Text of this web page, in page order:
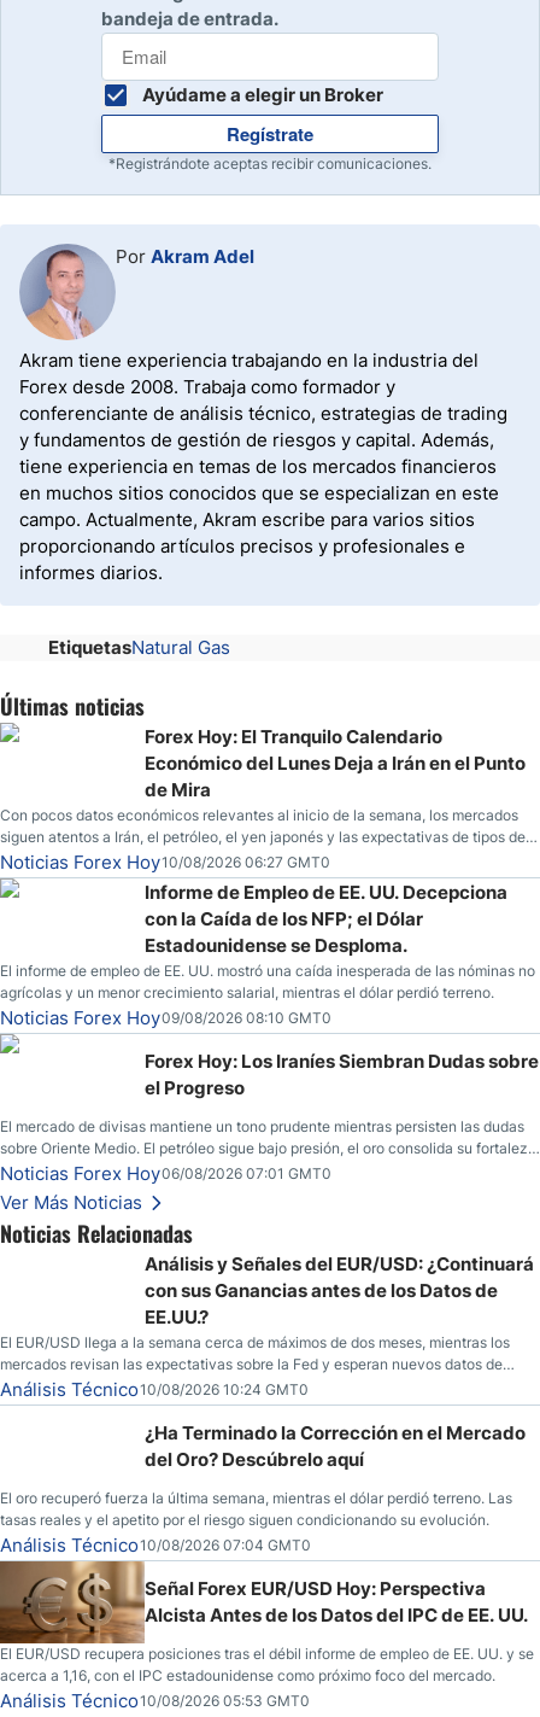
bandeja de entrada.
Ayúdame a elegir un Broker
Regístrate
*Registrándote aceptas recibir comunicaciones.
Por Akram Adel
Akram tiene experiencia trabajando en la industria del
Forex desde 2008. Trabaja como formador y
conferenciante de análisis técnico, estrategias de trading
y fundamentos de gestión de riesgos y capital. Además,
tiene experiencia en temas de los mercados financieros
en muchos sitios conocidos que se especializan en este
campo. Actualmente, Akram escribe para varios sitios
proporcionando artículos precisos y profesionales e
informes diarios.
EtiquetasNatural Gas
Últimas noticias
Forex Hoy: El Tranquilo Calendario
Económico del Lunes Deja a Irán en el Punto
de Mira
Con pocos datos económicos relevantes al inicio de la semana, los mercados
siguen atentos a Irán, el petróleo, el yen japonés y las expectativas de tipos de
la Fed.
Noticias Forex Hoy10/08/2026 06:27 GMT0
Informe de Empleo de EE. UU. Decepciona
con la Caída de los NFP; el Dólar
Estadounidense se Desploma.
El informe de empleo de EE. UU. mostró una caída inesperada de las nóminas no
agrícolas y un menor crecimiento salarial, mientras el dólar perdió terreno.
Noticias Forex Hoy09/08/2026 08:10 GMT0
Forex Hoy: Los Iraníes Siembran Dudas sobre
el Progreso
El mercado de divisas mantiene un tono prudente mientras persisten las dudas
sobre Oriente Medio. El petróleo sigue bajo presión, el oro consolida su fortaleza
y los operadores esperan nuevas referencias económicas desde Estados
Unidos.
Noticias Forex Hoy06/08/2026 07:01 GMT0
Ver Más Noticias
Noticias Relacionadas
Análisis y Señales del EUR/USD: ¿Continuará
con sus Ganancias antes de los Datos de
EE.UU.?
El EUR/USD llega a la semana cerca de máximos de dos meses, mientras los
mercados revisan las expectativas sobre la Fed y esperan nuevos datos de
inflación de EE. UU.
Análisis Técnico10/08/2026 10:24 GMT0
¿Ha Terminado la Corrección en el Mercado
del Oro? Descúbrelo aquí
El oro recuperó fuerza la última semana, mientras el dólar perdió terreno. Las
tasas reales y el apetito por el riesgo siguen condicionando su evolución.
Análisis Técnico10/08/2026 07:04 GMT0
Señal Forex EUR/USD Hoy: Perspectiva
Alcista Antes de los Datos del IPC de EE. UU.
El EUR/USD recupera posiciones tras el débil informe de empleo de EE. UU. y se
acerca a 1,16, con el IPC estadounidense como próximo foco del mercado.
Análisis Técnico10/08/2026 05:53 GMT0